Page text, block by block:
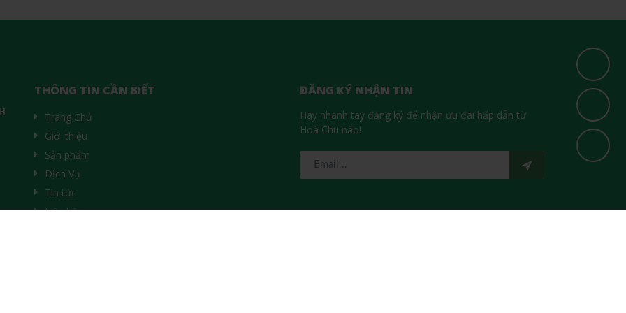
THÔNG TIN CẦN BIẾT
Trang Chủ
Giới thiệu
Sản phẩm
Dịch Vụ
Tin tức
Liên hệ
ĐĂNG KÝ NHẬN TIN
Hãy nhanh tay đăng ký để nhận ưu đãi hấp dẫn từ
Hoà Chu nào!